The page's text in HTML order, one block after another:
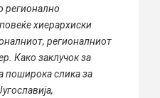
регионално
хиерархиски
регионалниот
Како заклучок за
поширока слика за